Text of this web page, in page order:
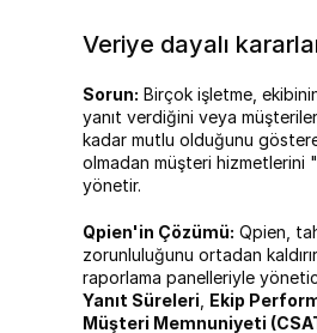
Veriye dayalı
Sorun: Birçok işletme,
yanıt verdiğini veya
kadar mutlu olduğunu
olmadan müşteri hizmetlerini
yönetir.
Qpien'in Çözümü: Qpien,
zorunluluğunu ortadan
raporlama panelleriyle
Yanıt Süreleri Ekip
Müşteri Memnuniyeti